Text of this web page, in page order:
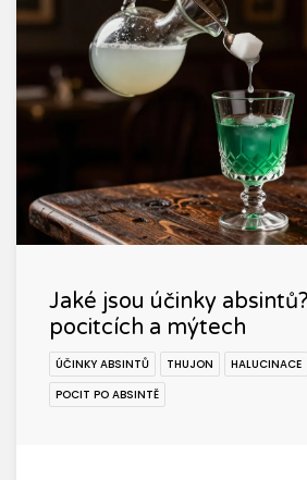
Jaké jsou účinky
pocitcích a mýtech
ÚČINKY ABSINTŮ THUJON HALUCINACE
POCIT PO ABSINTĚ